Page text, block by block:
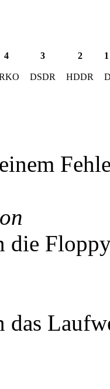
4 3 2
DSDR HDDR
die
das